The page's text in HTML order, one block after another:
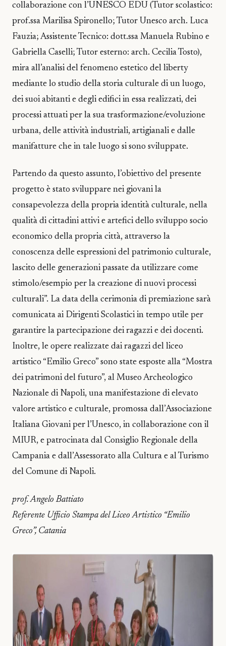
collaborazione con l’UNESCO EDU (Tutor scolastico:
prof.ssa Marilisa Spironello; Tutor Unesco arch. Luca
Fauzia; Assistente Tecnico: dott.ssa Manuela Rubino e
Gabriella Caselli; Tutor esterno: arch. Cecilia Tosto),
mira all’analisi del fenomeno estetico del liberty
mediante lo studio della storia culturale di un luogo,
dei suoi abitanti e degli edifici in essa realizzati, dei
processi attuati per la sua trasformazione/evoluzione
urbana, delle attività industriali, artigianali e dalle
manifatture che in tale luogo si sono sviluppate.
Partendo da questo assunto, l’obiettivo del presente
progetto è stato sviluppare nei giovani la
consapevolezza della propria identità culturale, nella
qualità di cittadini attivi e artefici dello sviluppo socio
economico della propria città, attraverso la
conoscenza delle espressioni del patrimonio culturale,
lascito delle generazioni passate da utilizzare come
stimolo/esempio per la creazione di nuovi processi
culturali”. La data della cerimonia di premiazione sarà
comunicata ai Dirigenti Scolastici in tempo utile per
garantire la partecipazione dei ragazzi e dei docenti.
Inoltre, le opere realizzate dai ragazzi del liceo
artistico “Emilio Greco” sono state esposte alla “Mostra
dei patrimoni del futuro”, al Museo Archeologico
Nazionale di Napoli, una manifestazione di elevato
valore artistico e culturale, promossa dall’Associazione
Italiana Giovani per l’Unesco, in collaborazione con il
MIUR, e patrocinata dal Consiglio Regionale della
Campania e dall’Assessorato alla Cultura e al Turismo
del Comune di Napoli.
prof. Angelo Battiato
Referente Ufficio Stampa del Liceo Artistico “Emilio
Greco”, Catania